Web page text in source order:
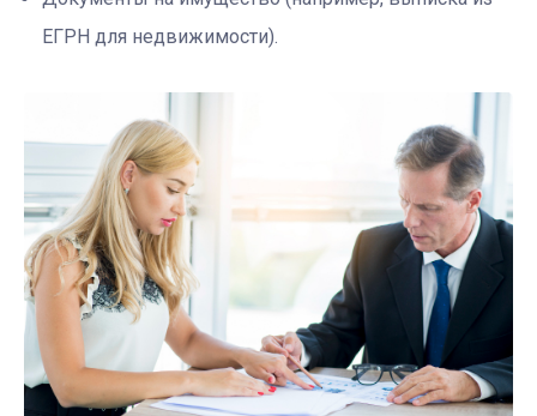
ЕГРН для недвижимости).